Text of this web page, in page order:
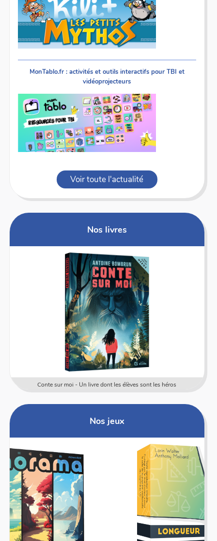
MonTablo.fr : activités et outils interactifs pour TBI et
vidéoprojecteurs
Voir toute l'actualité
Nos livres
Conte sur moi - Un livre dont les élèves sont les héros
Nos jeux